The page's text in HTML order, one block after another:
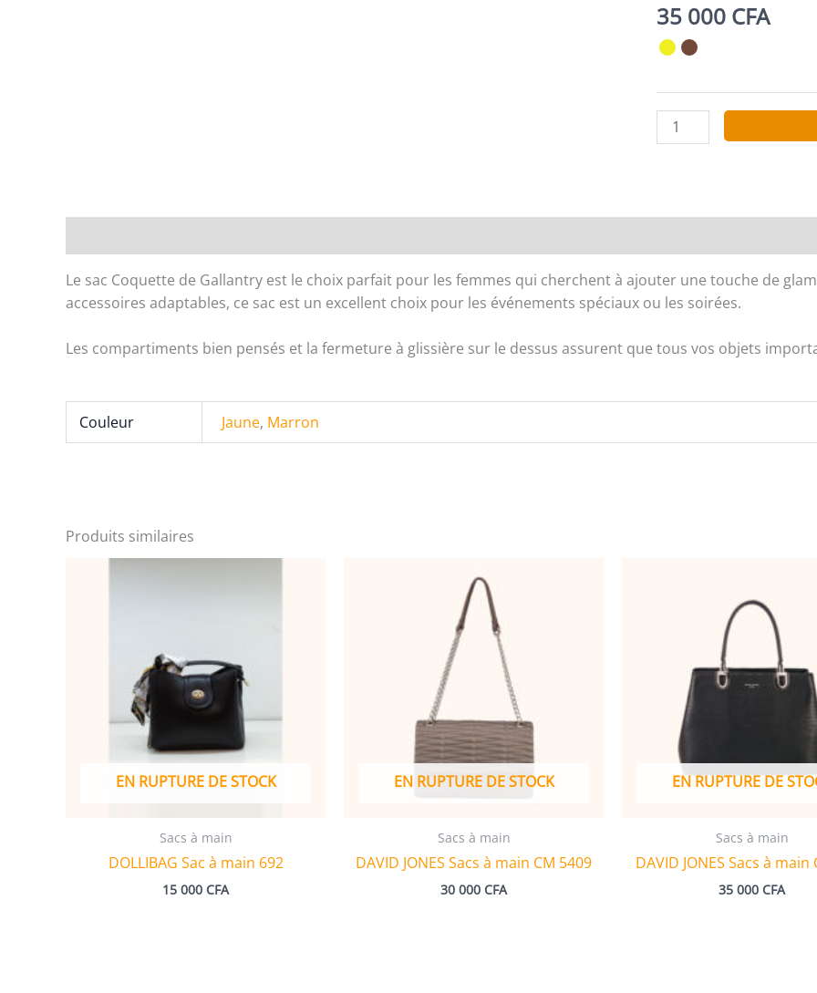
35 000 CFA
quantité
de
Sacs
à
main
1665
Le sac Coquette de Gallantry est le choix parfait pour les femmes qui cherchent à ajouter une touche de
accessoires adaptables, ce sac est un excellent choix pour les événements spéciaux ou les soirées.
Les compartiments bien pensés et la fermeture à glissière sur le dessus assurent que tous vos objets
Couleur Jaune, Marron
Produits similaires
EN RUPTURE DE STOCK
Sacs à main
DOLLIBAG Sac à main 692
15 000 CFA
EN RUPTURE DE STOCK
Sacs à main
DAVID JONES Sacs à main CM 5409
30 000 CFA
EN RUPTURE DE
Sacs à main
DAVID JONES Sacs à main
35 000 CFA